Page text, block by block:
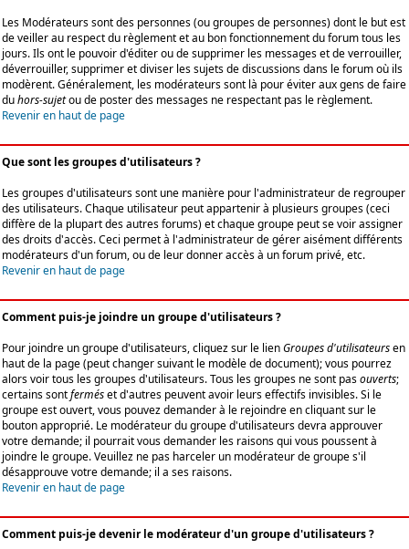
Les Modérateurs sont des personnes (ou groupes de personnes) dont le but est
de veiller au respect du règlement et au bon fonctionnement du forum tous les
jours. Ils ont le pouvoir d'éditer ou de supprimer les messages et de verrouiller,
déverrouiller, supprimer et diviser les sujets de discussions dans le forum où ils
modèrent. Généralement, les modérateurs sont là pour éviter aux gens de faire
duhors-sujetou de poster des messages ne respectant pas le règlement.
Revenir en haut de page
Que sont les groupes d'utilisateurs ?
Les groupes d'utilisateurs sont une manière pour l'administrateur de regrouper
des utilisateurs. Chaque utilisateur peut appartenir à plusieurs groupes (ceci
diffère de la plupart des autres forums) et chaque groupe peut se voir assigner
des droits d'accès. Ceci permet à l'administrateur de gérer aisément différents
modérateurs d'un forum, ou de leur donner accès à un forum privé, etc.
Revenir en haut de page
Comment puis-je joindre un groupe d'utilisateurs ?
Pour joindre un groupe d'utilisateurs, cliquez sur le lienGroupes d'utilisateursen
haut de la page (peut changer suivant le modèle de document); vous pourrez
alors voir tous les groupes d'utilisateurs. Tous les groupes ne sont pasouverts;
certains sontferméset d'autres peuvent avoir leurs effectifs invisibles. Si le
groupe est ouvert, vous pouvez demander à le rejoindre en cliquant sur le
bouton approprié. Le modérateur du groupe d'utilisateurs devra approuver
votre demande; il pourrait vous demander les raisons qui vous poussent à
joindre le groupe. Veuillez ne pas harceler un modérateur de groupe s'il
désapprouve votre demande; il a ses raisons.
Revenir en haut de page
Comment puis-je devenir le modérateur d'un groupe d'utilisateurs ?